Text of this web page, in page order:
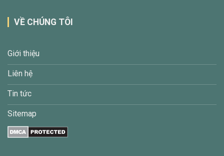
VỀ CHÚNG TÔI
Giới thiệu
Liên hệ
Tin tức
Sitemap